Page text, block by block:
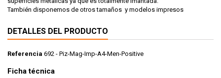
También disponemos de otros tamaños y modelos impresos
DETALLES DEL PRODUCTO
Referencia 692 - Piz-Mag-Imp-A4-Men-Positive
Ficha técnica